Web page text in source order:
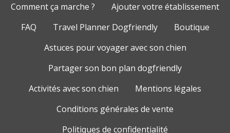
Comment ça marche ?
Ajouter votre établissement
FAQ
Travel Planner Dogfriendly
Boutique
Astuces pour voyager avec son chien
Partager son bon plan dogfriendly
Activités avec son chien
Mentions légales
Conditions générales de vente
Politiques de confidentialité